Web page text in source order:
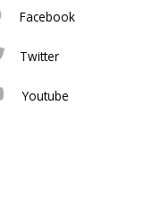
Facebook
Twitter
Youtube